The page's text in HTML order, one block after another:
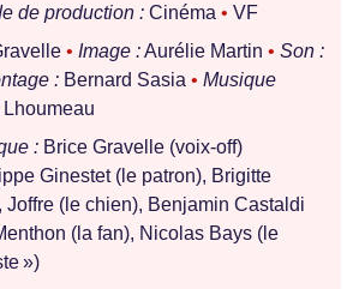
de production : Cinéma • VF
• Image :Aurélie Martin • Son :
: Bernard Sasia • Musique
: Brice Gravelle (voix-off)
Ginestet (le patron), Brigitte
Joffre (le chien), Benjamin Castaldi
(la fan), Nicolas Bays (le
»)